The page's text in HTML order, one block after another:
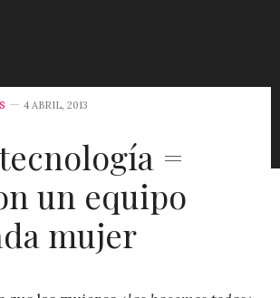
4 ABRIL, 2013
=
un equipo
mujer